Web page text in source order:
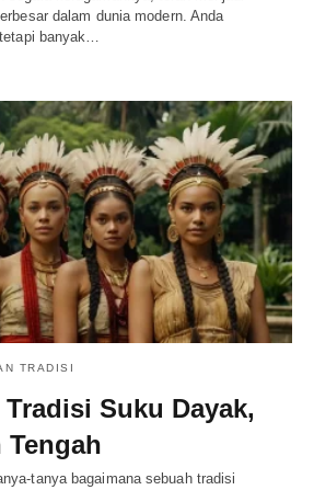
dalam dunia modern. Anda
banyak…
TRADISI
Suku Dayak,
Tengah
tanya bagaimana sebuah tradisi